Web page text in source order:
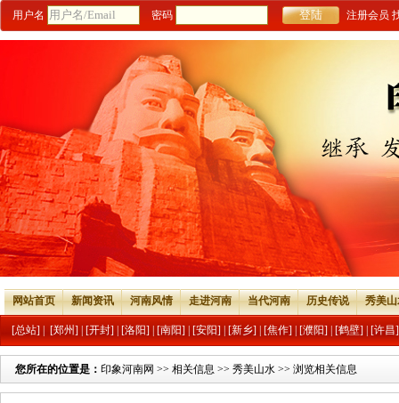
用户名 密码 注册会员
网站首页 新闻资讯 河南风情 走进河南 当代河南 历史传说 秀美
[总站] [郑州] [开封] [洛阳] [南阳] [安阳] [新乡] [焦作] [濮阳] [鹤壁] [许昌]
您所在的位置是： 印象河南网 >> 相关信息 >> 秀美山水 >> 浏览相关信息